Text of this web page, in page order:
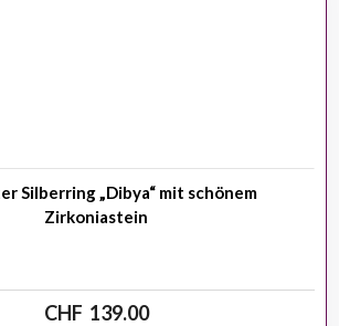
Silberring „Dibya“ mit schönem
Zirkoniastein
CHF 139.00